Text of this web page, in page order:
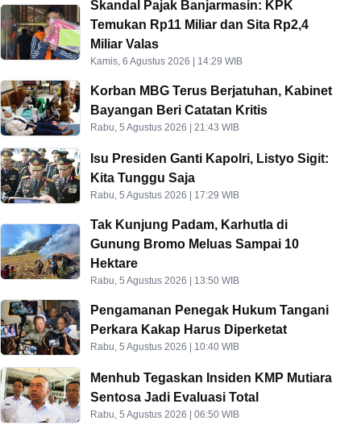
Skandal Pajak Banjarmasin: KPK
Temukan Rp11 Miliar dan Sita Rp2,4
Miliar Valas
Kamis, 6 Agustus 2026 | 14:29 WIB
Korban MBG Terus Berjatuhan, Kabinet
Bayangan Beri Catatan Kritis
Rabu, 5 Agustus 2026 | 21:43 WIB
Isu Presiden Ganti Kapolri, Listyo Sigit:
Kita Tunggu Saja
Rabu, 5 Agustus 2026 | 17:29 WIB
Tak Kunjung Padam, Karhutla di
Gunung Bromo Meluas Sampai 10
Hektare
Rabu, 5 Agustus 2026 | 13:50 WIB
Pengamanan Penegak Hukum Tangani
Perkara Kakap Harus Diperketat
Rabu, 5 Agustus 2026 | 10:40 WIB
Menhub Tegaskan Insiden KMP Mutiara
Sentosa Jadi Evaluasi Total
Rabu, 5 Agustus 2026 | 06:50 WIB